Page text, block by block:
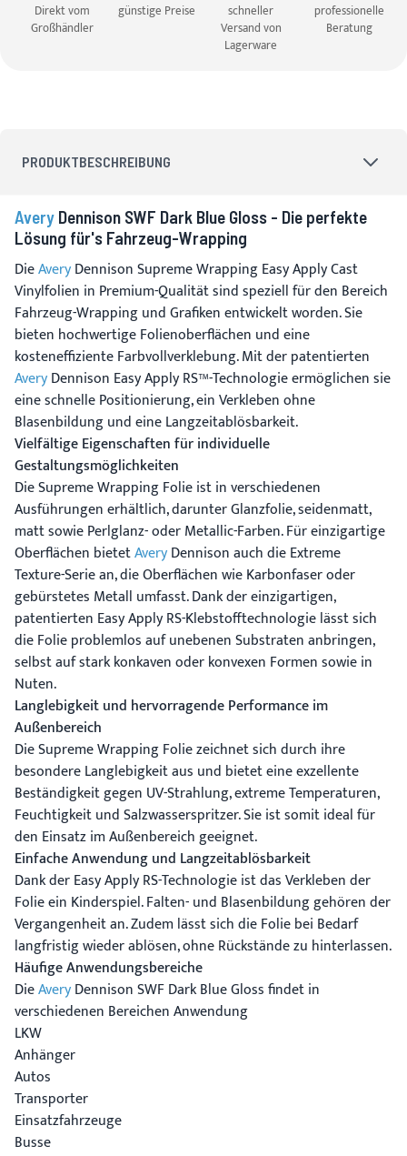
Direkt vom
Großhändler
günstige Preise
schneller
Versand von
Lagerware
professionelle
Beratung
PRODUKTBESCHREIBUNG
Avery Dennison SWF Dark Blue Gloss - Die perfekte
Lösung für's Fahrzeug-Wrapping
DieAveryDennison Supreme Wrapping Easy Apply Cast
Vinylfolien in Premium-Qualität sind speziell für den Bereich
Fahrzeug-Wrapping und Grafiken entwickelt worden. Sie
bieten hochwertige Folienoberflächen und eine
kosteneffiziente Farbvollverklebung. Mit der patentierten
AveryDennison Easy Apply RS™-Technologie ermöglichen sie
eine schnelle Positionierung, ein Verkleben ohne
Blasenbildung und eine Langzeitablösbarkeit.
Vielfältige Eigenschaften für individuelle
Gestaltungsmöglichkeiten
Die Supreme Wrapping Folie ist in verschiedenen
Ausführungen erhältlich, darunter Glanzfolie, seidenmatt,
matt sowie Perlglanz- oder Metallic-Farben. Für einzigartige
Oberflächen bietetAveryDennison auch die Extreme
Texture-Serie an, die Oberflächen wie Karbonfaser oder
gebürstetes Metall umfasst. Dank der einzigartigen,
patentierten Easy Apply RS-Klebstofftechnologie lässt sich
die Folie problemlos auf unebenen Substraten anbringen,
selbst auf stark konkaven oder konvexen Formen sowie in
Nuten.
Langlebigkeit und hervorragende Performance im
Außenbereich
Die Supreme Wrapping Folie zeichnet sich durch ihre
besondere Langlebigkeit aus und bietet eine exzellente
Beständigkeit gegen UV-Strahlung, extreme Temperaturen,
Feuchtigkeit und Salzwasserspritzer. Sie ist somit ideal für
den Einsatz im Außenbereich geeignet.
Einfache Anwendung und Langzeitablösbarkeit
Dank der Easy Apply RS-Technologie ist das Verkleben der
Folie ein Kinderspiel. Falten- und Blasenbildung gehören der
Vergangenheit an. Zudem lässt sich die Folie bei Bedarf
langfristig wieder ablösen, ohne Rückstände zu hinterlassen.
Häufige Anwendungsbereiche
DieAveryDennison SWF Dark Blue Gloss findet in
verschiedenen Bereichen Anwendung
LKW
Anhänger
Autos
Transporter
Einsatzfahrzeuge
Busse